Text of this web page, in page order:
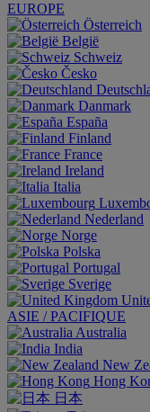
EUROPE
Österreich
België
Schweiz
Česko
Danmark
España
Finland
France
Ireland
Italia
Nederland
Norge
Polska
Portugal
Sverige
ASIE / PACIFIQUE
Australia
India
New
Hong
日本